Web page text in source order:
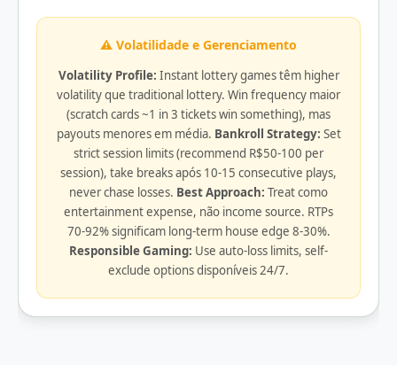
⚠️ Volatilidade e Gerenciamento
Volatility Profile: Instant lottery games têm higher
volatility que traditional lottery. Win frequency maior
(scratch cards ~1 in 3 tickets win something), mas
payouts menores em média. Bankroll Strategy: Set
strict session limits (recommend R$50-100 per
session), take breaks após 10-15 consecutive plays,
never chase losses. Best Approach: Treat como
entertainment expense, não income source. RTPs
70-92% significam long-term house edge 8-30%.
Responsible Gaming: Use auto-loss limits, self-
exclude options disponíveis 24/7.